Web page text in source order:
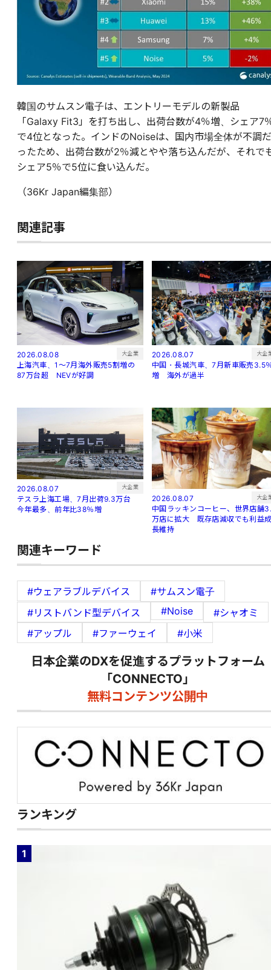
韓国のサムスン電子は、エントリーモデルの新製品
「Galaxy Fit3」を打ち出し、出荷台数が4％増、シェア7
で4位となった。インドのNoiseは、国内市場全体が不調だ
ったため、出荷台数が2％減とやや落ち込んだが、それで
シェア5％で5位に食い込んだ。
（36Kr Japan編集部）
関連記事
2026.08.08 大企業
上海汽車、1～7月海外販売5割増の
87万台超 NEVが好調
2026.08.07 大企
中国・長城汽車、7月新車販売3.5
増 海外が過半
2026.08.07 大企業
テスラ上海工場、7月出荷9.3万台
今年最多、前年比38％増
2026.08.07 大企
中国ラッキンコーヒー、世界店舗
万店に拡大 既存店減収でも利益
長維持
関連キーワード
#ウェアラブルデバイス
#サムスン電子
#リストバンド型デバイス
#Noise
#シャオミ
#アップル
#ファーウェイ #小米
日本企業のDXを促進するプラットフォーム
「CONNECTO」
無料コンテンツ公開中
ランキング
1